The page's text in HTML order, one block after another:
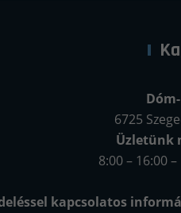
6725
Üzletünk
8:00 – 16:00
kapcsolatos